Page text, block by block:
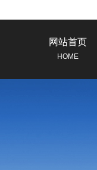
网站首页
HOME